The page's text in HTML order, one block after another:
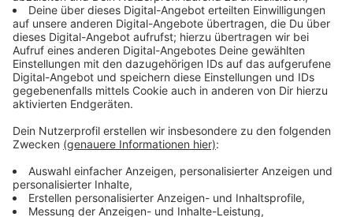
unbekannte Frau. Sie soll sich im Bereich Von-Croy-
Weg Türen und Fenster angeschaut haben und an
Hausecken nach möglichen Überwachungskameras
geschaut haben. Sie hatte braune zu einem
Pferdezopf gebundene lange Haare, trug hellgraue
Sportschuhe, eine graue Hose, einen roten Pullover
sowie eine lila/violette Weste. Zu Einbrüchen ist es
nicht gekommen. Die Polizei bittet aber um weitere
Zeugenhinweise, um die verdächtigen Fälle
aufzuklären.